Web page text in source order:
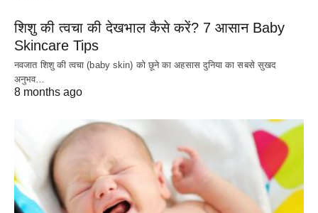
शिशु की त्वचा की देखभाल कैसे करें? 7 आसान Baby
Skincare Tips
नवजात शिशु की त्वचा (baby skin) को छूने का अहसास दुनिया का सबसे सुखद
अनुभव…
8 months ago